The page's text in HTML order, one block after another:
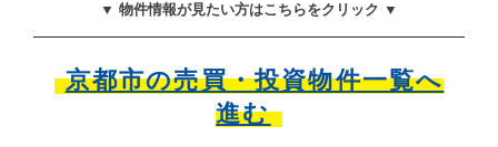
▼ 物件情報が見たい方はこちらをクリック ▼
京都市の売買・投資物件一覧へ
進む